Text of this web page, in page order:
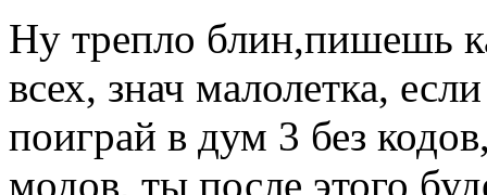
Ну трепло блин,пишешь
всех, знач малолетка,
поиграй в дум 3 без
модов, ты после этого